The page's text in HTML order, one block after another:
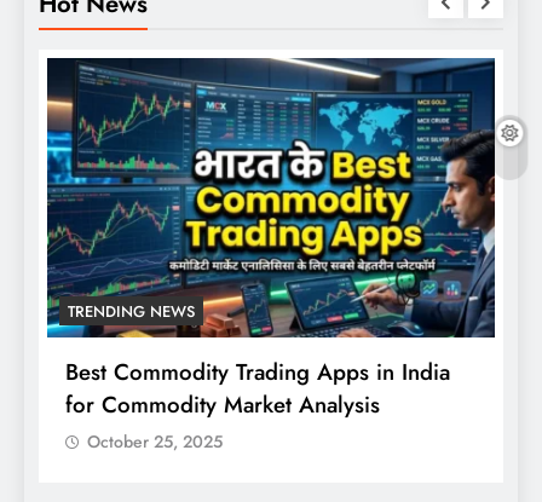
TRENDING NEWS
Best Commodity Trading Apps in India
for Commodity Market Analysis
October 25, 2025